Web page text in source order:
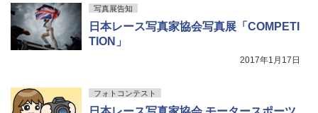
写真展告知
日本レース写真家協会写真展「COMPETI
TION」
2017年1月17日
フォトコンテスト